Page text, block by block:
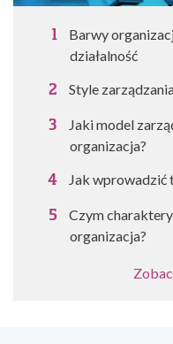
Barwy
działalność
Style
Jaki model
organizacja?
Jak wprowadzić
Czym
organizacja?